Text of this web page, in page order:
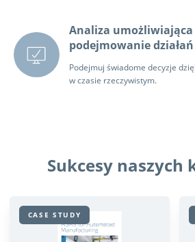
Analiza umożliwiająca
podejmowanie działań
Podejmuj świadome decyzje
w czasie rzeczywistym.
Sukcesy naszych
CASE STUDY